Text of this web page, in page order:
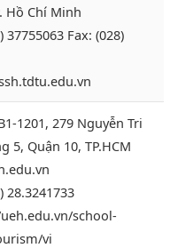
Hồ Chí Minh
Fax: (028)
1201, 279 Nguyễn Tri
5, Quận 10, TP.HCM
28.3241733
school-
vi